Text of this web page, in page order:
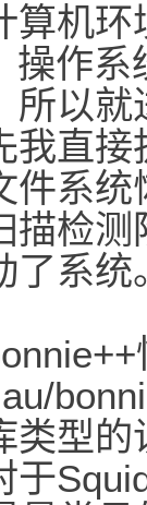
算机
操作
所以
我直
件系
描检
了系统
类型
于